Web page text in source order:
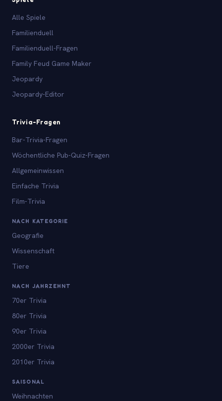
Alle Spiele
Familienduell
Familienduell-Fragen
Family Feud Game Maker
Jeopardy
Jeopardy-Editor
Trivia-Fragen
Bar-Trivia-Fragen
Wöchentliche Pub-Quiz-Fragen
Allgemeinwissen
Einfache Trivia
Film-Trivia
NACH KATEGORIE
Geografie
Wissenschaft
Tiere
NACH JAHRZEHNT
70er Trivia
80er Trivia
90er Trivia
2000er Trivia
2010er Trivia
SAISONAL
Weihnachten